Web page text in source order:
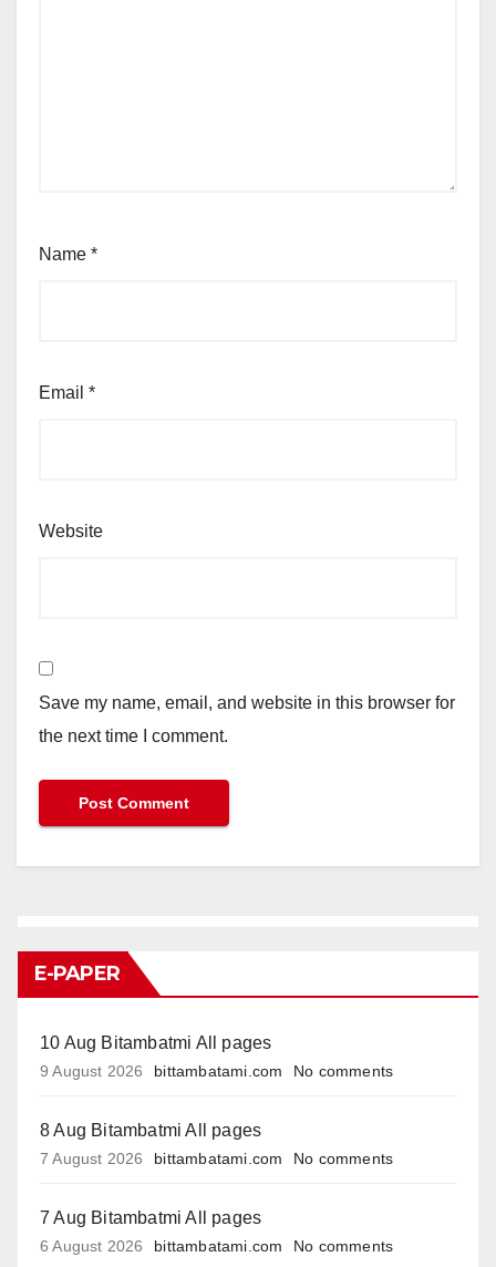
Name *
Email *
Website
Save my name, email, and website in this browser for
the next time I comment.
E-PAPER
10 Aug Bitambatmi All pages
9 August 2026 bittambatami.com No comments
8 Aug Bitambatmi All pages
7 August 2026 bittambatami.com No comments
7 Aug Bitambatmi All pages
6 August 2026 bittambatami.com No comments